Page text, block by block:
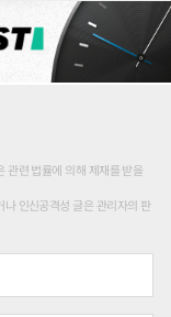
관련 법률에 의해 제재를 받을
인신공격성 글은 관리자의 판